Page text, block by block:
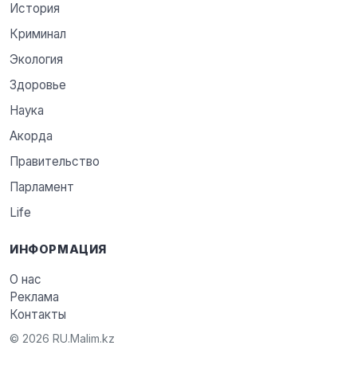
История
Криминал
Экология
Здоровье
Наука
Акорда
Правительство
Парламент
Life
ИНФОРМАЦИЯ
О нас
Реклама
Контакты
© 2026 RU.Malim.kz